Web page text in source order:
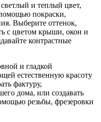
и теплый цвет,
покраски,
Выберите оттенок,
с цветом крыши, окон и
контрастные
и гладкой
естественную красоту
фактуру,
дома, или создавать
резьбы, фрезеровки